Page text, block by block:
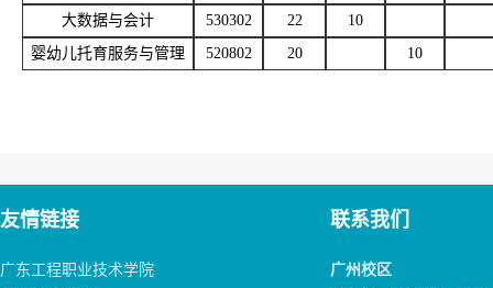
大数据与会计
530302 22
10
婴幼儿托育服务与管理
520802 20 10
友情链接
广东工程职业技术学院
联系我们
广州校区